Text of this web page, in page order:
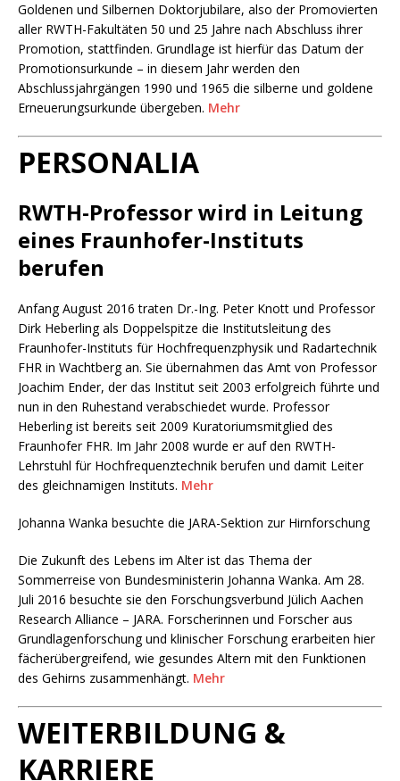
Goldenen und Silbernen Doktorjubilare, also der Promovierten
aller RWTH-Fakultäten 50 und 25 Jahre nach Abschluss ihrer
Promotion, stattfinden. Grundlage ist hierfür das Datum der
Promotionsurkunde – in diesem Jahr werden den
Abschlussjahrgängen 1990 und 1965 die silberne und goldene
Erneuerungsurkunde übergeben. Mehr
PERSONALIA
RWTH-Professor wird in Leitung
eines Fraunhofer-Instituts
berufen
Anfang August 2016 traten Dr.-Ing. Peter Knott und Professor
Dirk Heberling als Doppelspitze die Institutsleitung des
Fraunhofer-Instituts für Hochfrequenzphysik und Radartechnik
FHR in Wachtberg an. Sie übernahmen das Amt von Professor
Joachim Ender, der das Institut seit 2003 erfolgreich führte und
nun in den Ruhestand verabschiedet wurde. Professor
Heberling ist bereits seit 2009 Kuratoriumsmitglied des
Fraunhofer FHR. Im Jahr 2008 wurde er auf den RWTH-
Lehrstuhl für Hochfrequenztechnik berufen und damit Leiter
des gleichnamigen Instituts. Mehr
Johanna Wanka besuchte die JARA-Sektion zur Hirnforschung
Die Zukunft des Lebens im Alter ist das Thema der
Sommerreise von Bundesministerin Johanna Wanka. Am 28.
Juli 2016 besuchte sie den Forschungsverbund Jülich Aachen
Research Alliance – JARA. Forscherinnen und Forscher aus
Grundlagenforschung und klinischer Forschung erarbeiten hier
fächerübergreifend, wie gesundes Altern mit den Funktionen
des Gehirns zusammenhängt. Mehr
WEITERBILDUNG &
KARRIERE